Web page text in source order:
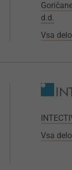
d.d.
Vsa
Vsa